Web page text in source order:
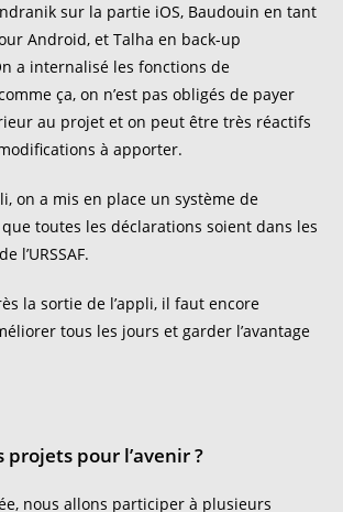
sur la partie iOS, Baudouin en tant
Android, et Talha en back-up
a internalisé les fonctions de
ça, on n’est pas obligés de payer
au projet et on peut être très réactifs
à apporter.
on a mis en place un système de
toutes les déclarations soient dans les
l’URSSAF.
la sortie de l’appli, il faut encore
tous les jours et garder l’avantage
projets pour l’avenir ?
nous allons participer à plusieurs